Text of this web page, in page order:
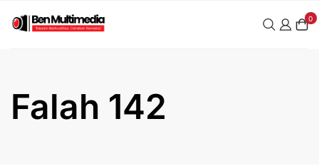
0
Falah 142